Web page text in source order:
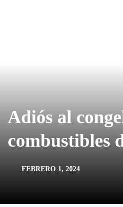
Adiós al
combustibles
FEBRERO 1, 2024